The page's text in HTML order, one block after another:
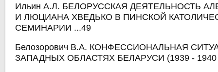
Ильин А.Л. БЕЛОРУССКАЯ ДЕЯТЕЛЬНОСТЬ
И ЛЮЦИАНА ХВЕДЬКО В ПИНСКОЙ
СЕМИНАРИИ ...49
Белозорович В.А. КОНФЕССИОНАЛЬНАЯ
ЗАПАДНЫХ ОБЛАСТЯХ БЕЛАРУСИ (1939 - 1940